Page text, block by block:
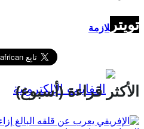
اللازمةتويتر
الأكثر قراءة (أسبوع)